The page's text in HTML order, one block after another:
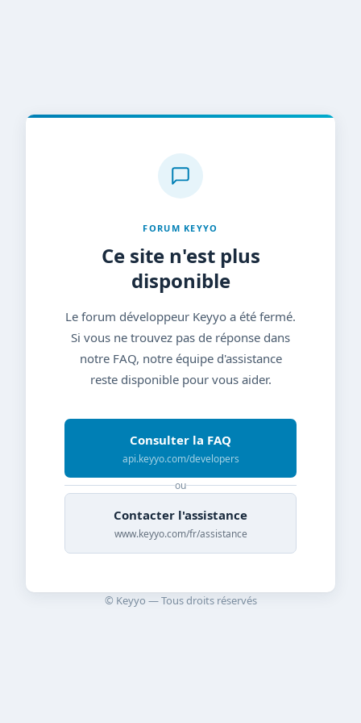
FORUM KEYYO
Ce site n'est plus
disponible
Le forum développeur Keyyo a été fermé.
Si vous ne trouvez pas de réponse dans
notre FAQ, notre équipe d'assistance
reste disponible pour vous aider.
Consulter la FAQ
api.keyyo.com/developers
ou
Contacter l'assistance
www.keyyo.com/fr/assistance
© Keyyo — Tous droits réservés